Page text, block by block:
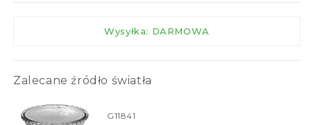
Wysyłka: DARMOWA
Zalecane źródło światła
G11841